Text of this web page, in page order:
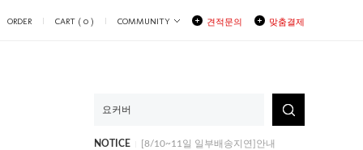
ORDER CART ( 0 ) COMMUNITY 견적문의 맞춤결제
NOTICE
[8/10~11일 일부배송지연]안내